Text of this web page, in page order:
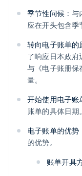
季节性问候：与
应在开头包含季
转向电子账单的
了响应日本政
与《电子账册保
量。
开始使用电子账
账单的具体日期。
电子账单的优势
的优势。
账单开具